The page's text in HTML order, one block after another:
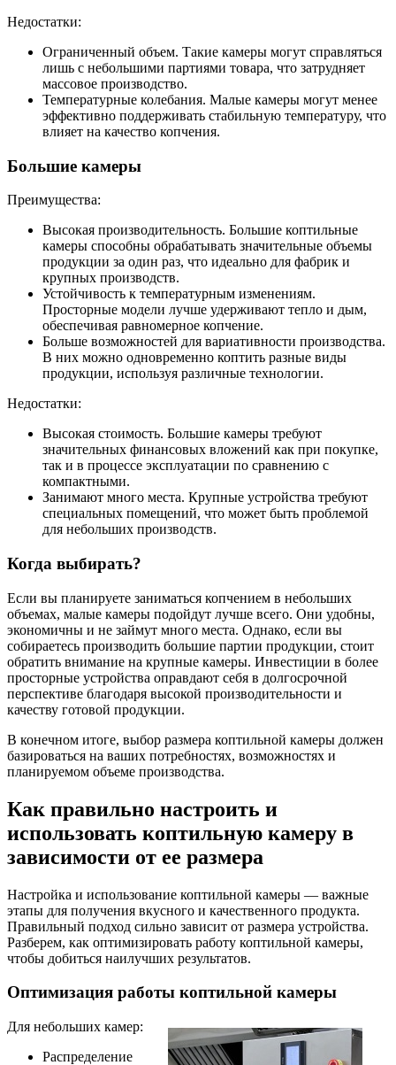
Недостатки:
Ограниченный объем. Такие камеры могут справляться
лишь с небольшими партиями товара, что затрудняет
массовое производство.
Температурные колебания. Малые камеры могут менее
эффективно поддерживать стабильную температуру, что
влияет на качество копчения.
Большие камеры
Преимущества:
Высокая производительность. Большие коптильные
камеры способны обрабатывать значительные объемы
продукции за один раз, что идеально для фабрик и
крупных производств.
Устойчивость к температурным изменениям.
Просторные модели лучше удерживают тепло и дым,
обеспечивая равномерное копчение.
Больше возможностей для вариативности производства.
В них можно одновременно коптить разные виды
продукции, используя различные технологии.
Недостатки:
Высокая стоимость. Большие камеры требуют
значительных финансовых вложений как при покупке,
так и в процессе эксплуатации по сравнению с
компактными.
Занимают много места. Крупные устройства требуют
специальных помещений, что может быть проблемой
для небольших производств.
Когда выбирать?
Если вы планируете заниматься копчением в небольших
объемах, малые камеры подойдут лучше всего. Они удобны,
экономичны и не займут много места. Однако, если вы
собираетесь производить большие партии продукции, стоит
обратить внимание на крупные камеры. Инвестиции в более
просторные устройства оправдают себя в долгосрочной
перспективе благодаря высокой производительности и
качеству готовой продукции.
В конечном итоге, выбор размера коптильной камеры должен
базироваться на ваших потребностях, возможностях и
планируемом объеме производства.
Как правильно настроить и
использовать коптильную камеру в
зависимости от ее размера
Настройка и использование коптильной камеры — важные
этапы для получения вкусного и качественного продукта.
Правильный подход сильно зависит от размера устройства.
Разберем, как оптимизировать работу коптильной камеры,
чтобы добиться наилучших результатов.
Оптимизация работы коптильной камеры
Для небольших камер:
Распределение